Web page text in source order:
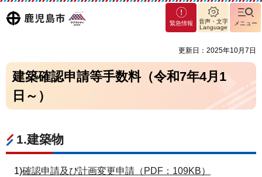
鹿児島
マグ
マシ
緊急情報
音声・文字
Language
メニュー
更新日：2025年10月7日
建築確認申請等手数料（令和7年4月1
日～）
1.建築物
1)確認申請及び計画変更申請（PDF：109KB）